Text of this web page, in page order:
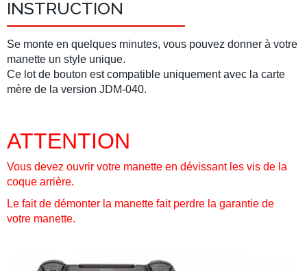
INSTRUCTION
Se monte en quelques minutes, vous pouvez donner à votre
manette un style unique.
Ce lot de bouton est compatible uniquement avec la carte
mère de la version JDM-040.
ATTENTION
Vous devez ouvrir votre manette en dévissant les vis de la
coque arrière.
Le fait de démonter la manette fait perdre la garantie de
votre manette.